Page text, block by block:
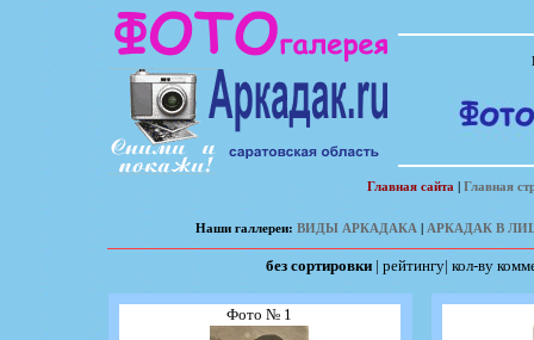
Главная сайта | Главная
Наши галлереи: ВИДЫ АРКАДАКА | АРКАДАК В
без сортировки| рейтингу| кол-ву
Фото № 1